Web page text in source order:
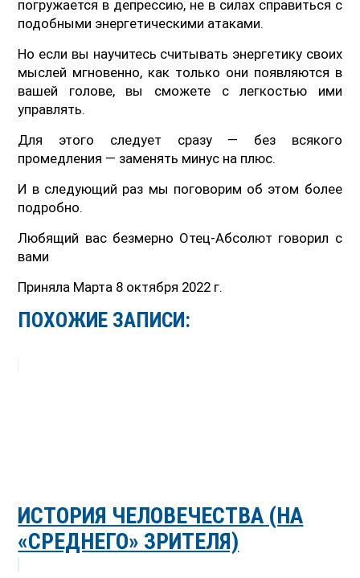
погружается в депрессию, не в силах справиться с
подобными энергетическими атаками.
Но если вы научитесь считывать энергетику своих
мыслей мгновенно, как только они появляются в
вашей голове, вы сможете с легкостью ими
управлять.
Для этого следует сразу — без всякого
промедления — заменять минус на плюс.
И в следующий раз мы поговорим об этом более
подробно.
Любящий вас безмерно Отец-Абсолют говорил с
вами
Приняла Марта 8 октября 2022 г.
ПОХОЖИЕ ЗАПИСИ:
ИСТОРИЯ ЧЕЛОВЕЧЕСТВА (НА
«СРЕДНЕГО» ЗРИТЕЛЯ)